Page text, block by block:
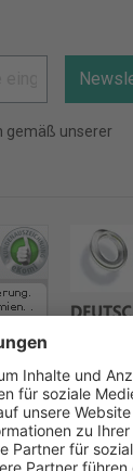
gemäß unserer